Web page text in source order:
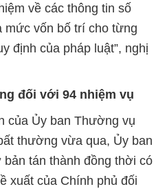
về các thông tin số
mức vốn bố trí cho từng
định của pháp luật”, nghị
đối với 94 nhiệm vụ
của Ủy ban Thường vụ
thường vừa qua, Ủy ban
tán thành đồng thời có
xuất của Chính phủ đối